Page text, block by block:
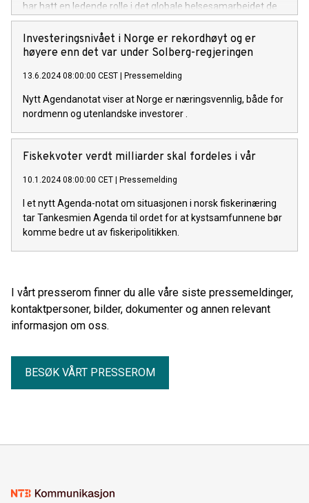
har hatt en ledende rolle i det globale helsesamarbeidet de
siste tiårene. Det må videreføres, mener oppdragsgiverne.
Camilla Stoltenberg blir leder av det nye utvalget.
Investeringsnivået i Norge er rekordhøyt og er
høyere enn det var under Solberg-regjeringen
13.6.2024 08:00:00 CEST Pressemelding
Nytt Agendanotat viser at Norge er næringsvennlig, både for
nordmenn og utenlandske investorer .
Fiskekvoter verdt milliarder skal fordeles i vår
10.1.2024 08:00:00 CET Pressemelding
I et nytt Agenda-notat om situasjonen i norsk fiskerinæring
tar Tankesmien Agenda til ordet for at kystsamfunnene bør
komme bedre ut av fiskeripolitikken.
I vårt presserom finner du alle våre siste pressemeldinger,
kontaktpersoner, bilder, dokumenter og annen relevant
informasjon om oss.
BESØK VÅRT PRESSEROM